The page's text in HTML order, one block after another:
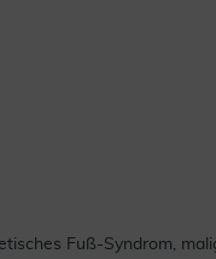
Fuß-Syndrom,